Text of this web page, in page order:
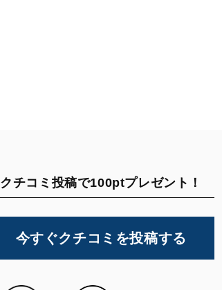
クチコミ投稿で100ptプレゼント！
今すぐクチコミを投稿する